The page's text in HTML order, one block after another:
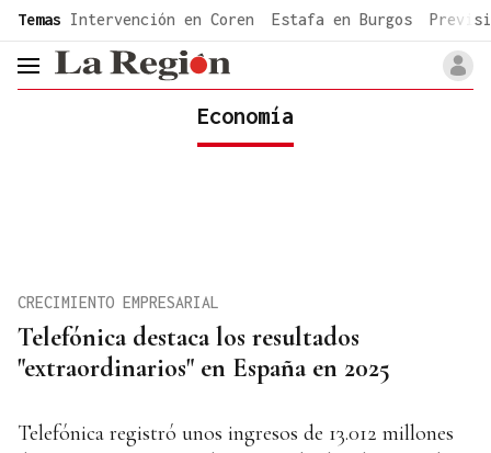
common.go-to-content
Temas Intervención en Coren Estafa en Burgos
header.menu.open
Economía
Telefónica destaca los resultados
"extraordinarios" en España en 2025
CRECIMIENTO EMPRESARIAL
Telefónica registró unos ingresos de 13.012 millones